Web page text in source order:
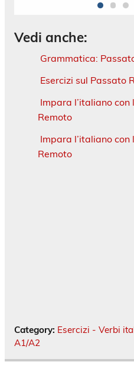
Vedi anche:
Grammatica:
Esercizi sul Passato
Impara l’italiano
Remoto
Impara l’italiano
Remoto
Category: Esercizi - Verbi
A1/A2